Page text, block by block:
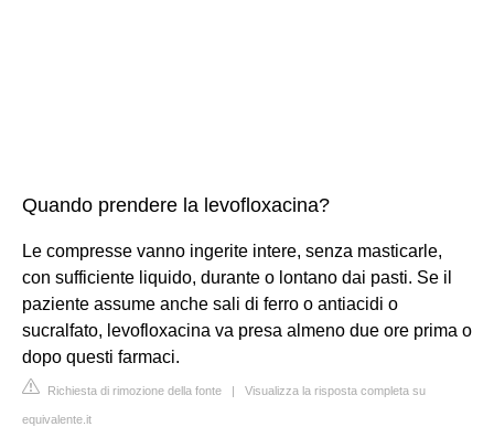
Quando prendere la levofloxacina?
Le compresse vanno ingerite intere, senza masticarle,
con sufficiente liquido, durante o lontano dai pasti. Se il
paziente assume anche sali di ferro o antiacidi o
sucralfato, levofloxacina va presa almeno due ore prima o
dopo questi farmaci.
Richiesta di rimozione della fonte | Visualizza la risposta completa su
equivalente.it